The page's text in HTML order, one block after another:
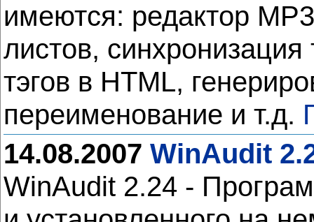
имеются: редактор
листов, синхронизация
тэгов в HTML,
переименование и т.д.
14.08.2007 WinAudit
WinAudit 2.24 -